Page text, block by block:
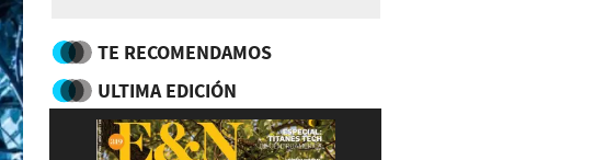
TE RECOMENDAMOS
ULTIMA EDICIÓN